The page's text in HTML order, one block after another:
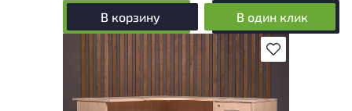
В корзину В один клик
В избранное